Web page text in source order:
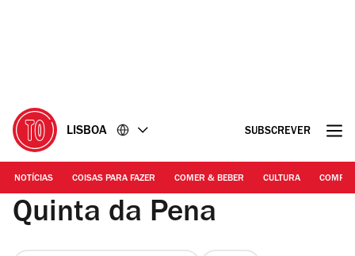
LISBOA SUBSCREVER
NOTÍCIAS COISAS PARA FAZER COMER & BEBER CULTURA
Quinta da Pena